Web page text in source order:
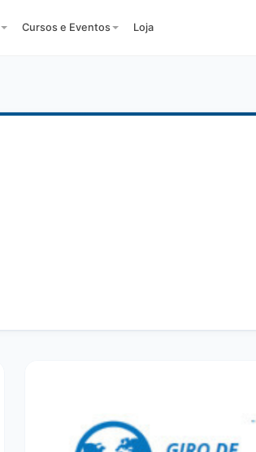
Cursos e Eventos Loja